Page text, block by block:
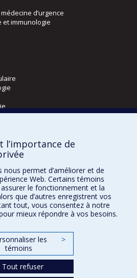
d’urgence
et immunologie
et médecine nucléaire
l’importance de
nous permet d’améliorer et de
Web. Certains témoins
le fonctionnement et la
que d’autres enregistrent vos
tout, vous consentez à notre
mieux répondre à vos besoins.
les
témoins
>
Tout refuser